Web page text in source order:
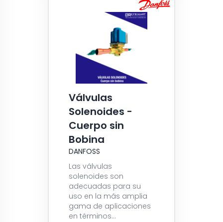
Válvulas
Solenoides -
Cuerpo sin
Bobina
DANFOSS
Las válvulas
solenoides son
adecuadas para su
uso en la más amplia
gama de aplicaciones
en términos...